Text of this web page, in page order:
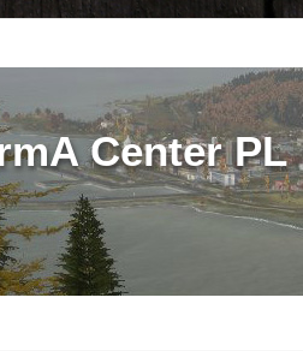
Center PL